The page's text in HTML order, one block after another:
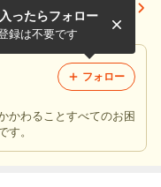
間違い探し答え合わせ
かわることすべてのお困
す。
ったらフォロー
録は不要です
フォロー